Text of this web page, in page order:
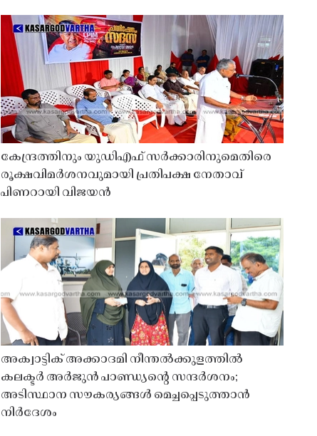
കേന്ദ്രത്തിനും യുഡിഎഫ് സർക്കാരിനുമെതിരെ
രൂക്ഷവിമർശനവുമായി പ്രതിപക്ഷ നേതാവ്
പിണറായി വിജയൻ
അക്വാട്ടിക് അക്കാദമി നീന്തൽക്കുളത്തിൽ
കലക്ടർ അർജുൻ പാണ്ഡ്യൻ്റെ സന്ദർശനം;
അടിസ്ഥാന സൗകര്യങ്ങൾ മെച്ചപ്പെടുത്താൻ
നിർദേശം